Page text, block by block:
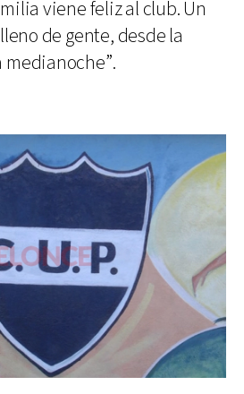
viene feliz al club. Un
de gente, desde la
medianoche”.